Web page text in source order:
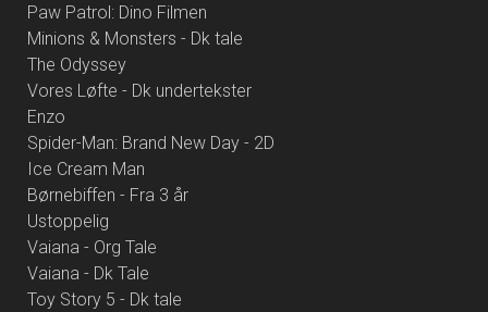
Paw Patrol: Dino Filmen
Minions & Monsters - Dk tale
The Odyssey
Vores Løfte - Dk undertekster
Enzo
Spider-Man: Brand New Day - 2D
Ice Cream Man
Børnebiffen - Fra 3 år
Ustoppelig
Vaiana - Org Tale
Vaiana - Dk Tale
Toy Story 5 - Dk tale